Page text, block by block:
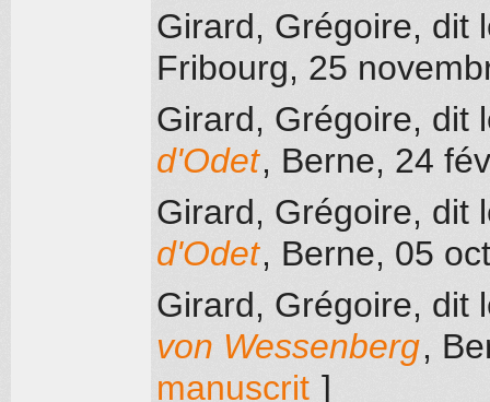
Girard, Grégoire, dit
Fribourg, 25
Girard, Grégoire, dit
d'Odet, Berne, 24
Girard, Grégoire, dit
d'Odet, Berne, 05
Girard, Grégoire, dit
von Wessenberg,
manuscrit ]